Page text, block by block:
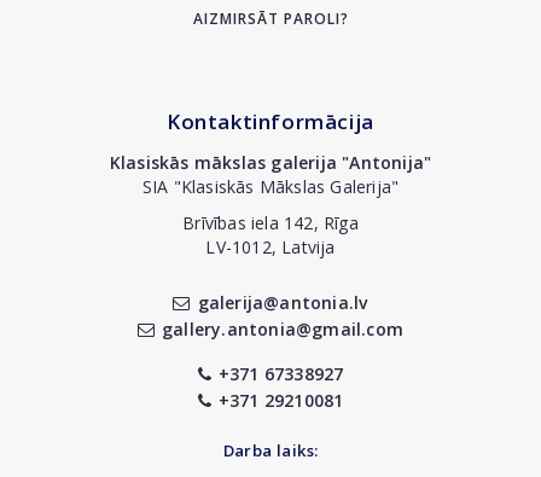
AIZMIRSĀT PAROLI?
Kontaktinformācija
Klasiskās mākslas galerija "Antonija"
SIA "Klasiskās Mākslas Galerija"
Brīvības iela 142, Rīga
LV-1012, Latvija
galerija@antonia.lv
gallery.antonia@gmail.com
+371 67338927
+371 29210081
Darba laiks: